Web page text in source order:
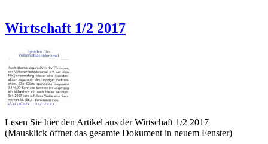
Wirtschaft 1/2 2017
Lesen Sie hier den Artikel aus der Wirtschaft 1/2 2017
(Mausklick öffnet das gesamte Dokument in neuem Fenster)